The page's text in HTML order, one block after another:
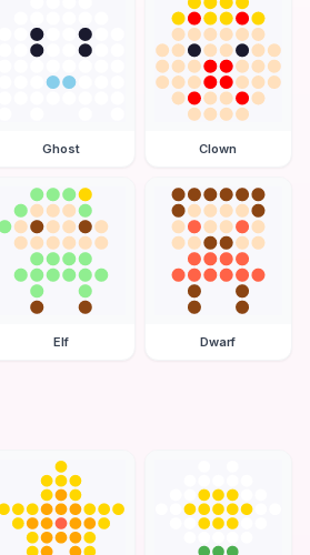
Ghost Clown
Elf Dwarf